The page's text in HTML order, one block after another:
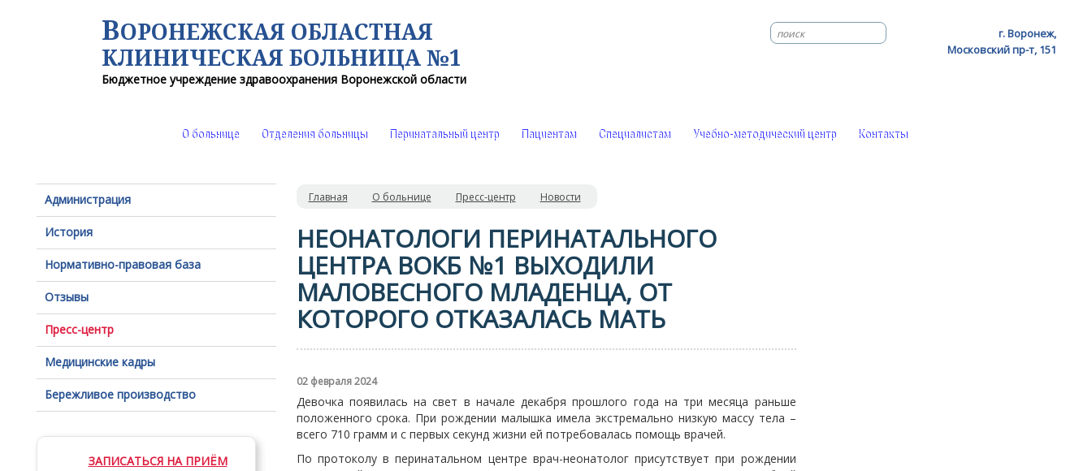
ВОРОНЕЖСКАЯ ОБЛАСТНАЯ
КЛИНИЧЕСКАЯ БОЛЬНИЦА №1
Бюджетное учреждение здравоохранения Воронежской области
г. Воронеж,
Московский пр-т, 151
О больнице Отделения больницы Перинатальный центр Пациентам Специалистам Учебно-методический центр Контакты
Администрация
История
Нормативно-правовая база
Отзывы
Пресс-центр
Медицинские кадры
Бережливое производство
ЗАПИСАТЬСЯ НА ПРИЁМ
Главная О больнице Пресс-центр Новости
НЕОНАТОЛОГИ ПЕРИНАТАЛЬНОГО
ЦЕНТРА ВОКБ №1 ВЫХОДИЛИ
МАЛОВЕСНОГО МЛАДЕНЦА, ОТ
КОТОРОГО ОТКАЗАЛАСЬ МАТЬ
02 февраля 2024
Девочка появилась на свет в начале декабря прошлого года на три месяца раньше
положенного срока. При рождении малышка имела экстремально низкую массу тела –
всего 710 грамм и с первых секунд жизни ей потребовалась помощь врачей.
По протоколу в перинатальном центре врач-неонатолог присутствует при рождении